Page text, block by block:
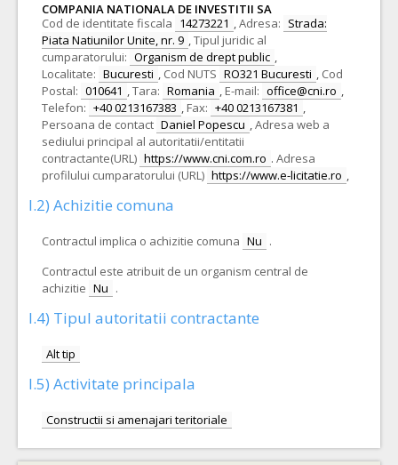
COMPANIA NATIONALA DE INVESTITII SA
Cod de identitate fiscala 14273221 ,Adresa: Strada:
Piata Natiunilor Unite, nr. 9 ,Tipul juridic al
cumparatorului: Organism de drept public ,
Localitate: Bucuresti , Cod NUTS RO321 Bucuresti , Cod
Postal: 010641 ,Tara: Romania , E-mail: office@cni.ro ,
Telefon: +40 0213167383 , Fax: +40 0213167381 ,
Persoana de contact Daniel Popescu ,Adresa web a
sediului principal al autoritatii/entitatii
contractante(URL) https://www.cni.com.ro . Adresa
profilului cumparatorului (URL) https://www.e-licitatie.ro ,
I.2) Achizitie comuna
Contractul implica o achizitie comuna Nu .
Contractul este atribuit de un organism central de
achizitie Nu .
I.4) Tipul autoritatii contractante
Alt tip
I.5) Activitate principala
Constructii si amenajari teritoriale